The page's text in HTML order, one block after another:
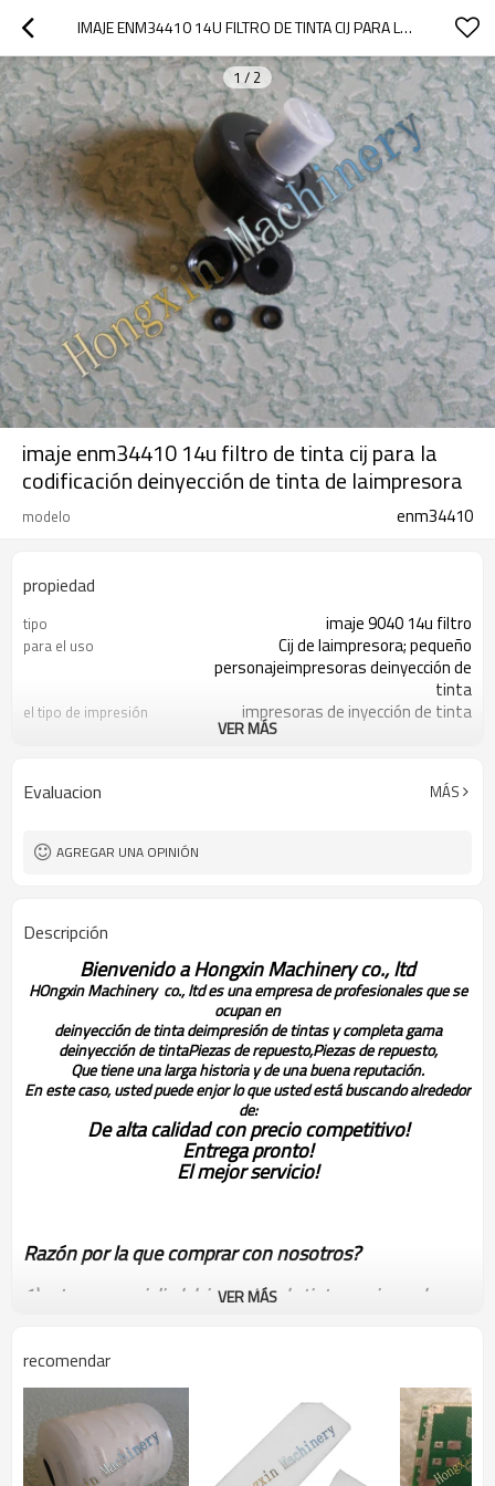
IMAJE ENM34410 14U FILTRO DE TINTA CIJ PARA LA CODIFICACIÓN DEINYECCIÓN DE TINTA DE LAIMPRESORA
1 / 2
imaje enm34410 14u filtro de tinta cij para la
codificación deinyección de tinta de laimpresora
modelo enm34410
propiedad
tipo imaje 9040 14u filtro
para el uso
Cij de laimpresora; pequeño
personajeimpresoras deinyección de
tinta
el tipo de impresión impresoras de inyección de tinta
1pc
condiciones de pago /t t; la unión occidental
entregue el tiempo
VER MÁS
Evaluacion MÁS
AGREGAR UNA OPINIÓN
Descripción
Bienvenido a Hongxin Machinery co., ltd
HOngxin Machinery co., ltd es una empresa de profesionales que se
ocupan en
deinyección de tinta deimpresión de tintas y completa gama
deinyección de tintaPiezas de repuesto,Piezas de repuesto,
Que tiene una larga historia y de una buena reputación.
En este caso, usted puede enjor lo que usted está buscando alrededor
de:
De alta calidad con precio competitivo!
Entrega pronto!
El mejor servicio!
Razón por la que comprar con nosotros?
1) estamos specialied deinyección de tinta en piezas de
2) 3 meses products' de período de garantía!
3) tener el mejor servicio de pre- ventas& post- venta!
Imaje otras piezas de repuesto para su referencia:
enm5044 enm10278
VER MÁS
recomendar